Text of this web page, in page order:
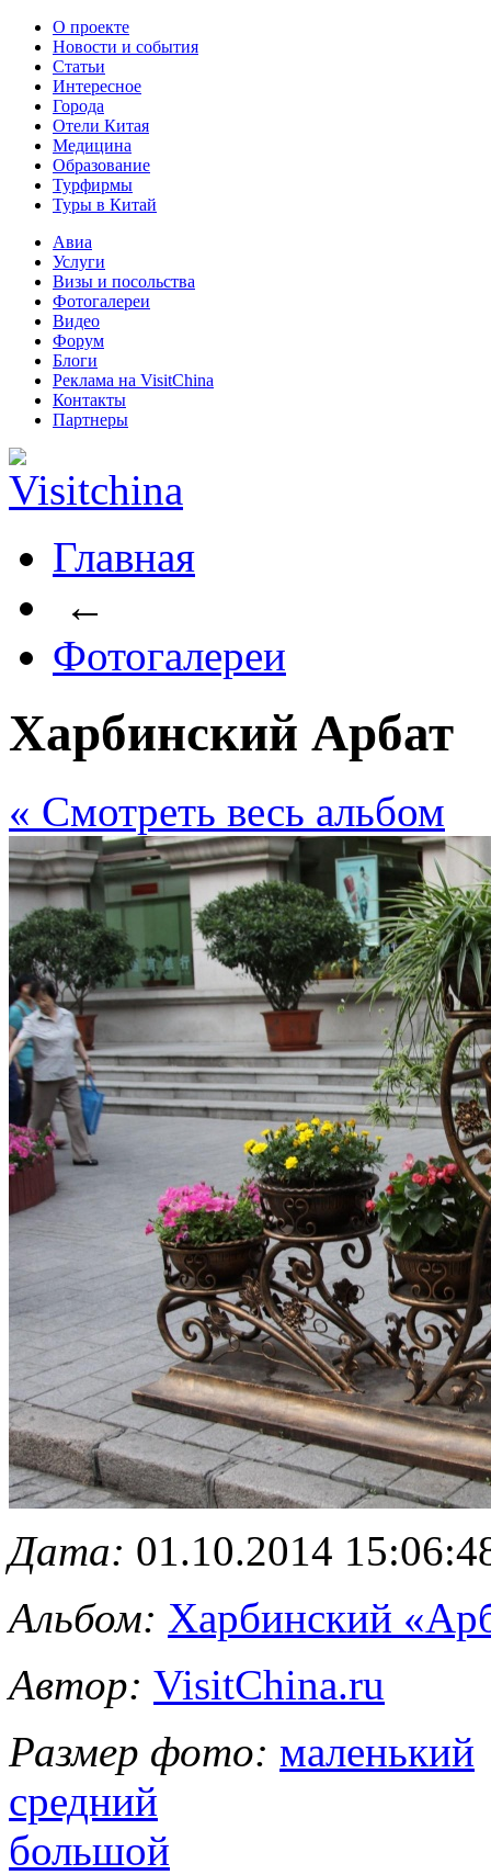
О проекте
Новости и события
Статьи
Интересное
Города
Отели Китая
Медицина
Образование
Турфирмы
Туры в Китай
Авиа
Услуги
Визы и посольства
Фотогалереи
Видео
Форум
Блоги
Реклама на VisitChina
Контакты
Партнеры
Главная
←
Фотогалереи
Харбинский Арбат
« Cмотреть весь альбом
Дата: 01.10.2014
Альбом: Харбинский
Автор: VisitChina.ru
Размер фото: маленький
средний
большой